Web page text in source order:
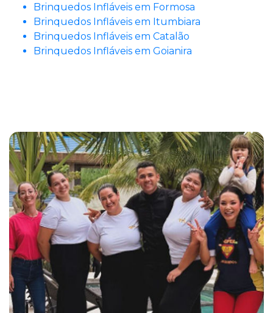
Brinquedos Infláveis em Formosa
Brinquedos Infláveis em Itumbiara
Brinquedos Infláveis em Catalão
Brinquedos Infláveis em Goianira